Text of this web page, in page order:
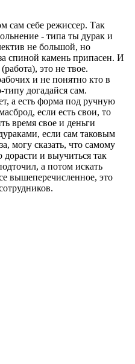
сам себе режиссер. Так
- типа ты дурак и
не большой, но
спиной камень припасен. И
это не твое.
и не понятно кто в
догадайся сам.
а есть форма под ручную
если есть свои, то
время свое и деньги
если сам таковым
могу сказать, что самому
дорасти и выучиться так
а потом искать
вышеперечисленное, это